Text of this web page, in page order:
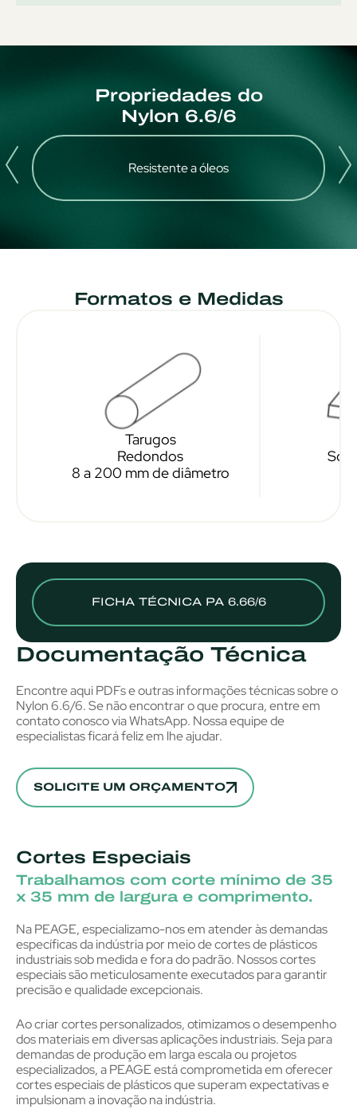
Propriedades do
Nylon 6.6/6
Resistente a óleos
Formatos e Medidas
Tarugos
Redondos
8 a 200 mm de diâmetro
FICHA TÉCNICA PA 6.66/6
Documentação Técnica
Encontre aqui PDFs e outras informações técnicas sobre o
Nylon 6.6/6. Se não encontrar o que procura, entre em
contato conosco via WhatsApp. Nossa equipe de
especialistas ficará feliz em lhe ajudar.
SOLICITE UM ORÇAMENTO
Cortes Especiais
Trabalhamos com corte mínimo de 35
x 35 mm de largura e comprimento.
Na PEAGE, especializamo-nos em atender às demandas
específicas da indústria por meio de cortes de plásticos
industriais sob medida e fora do padrão. Nossos cortes
especiais são meticulosamente executados para garantir
precisão e qualidade excepcionais.
Ao criar cortes personalizados, otimizamos o desempenho
dos materiais em diversas aplicações industriais. Seja para
demandas de produção em larga escala ou projetos
especializados, a PEAGE está comprometida em oferecer
cortes especiais de plásticos que superam expectativas e
impulsionam a inovação na indústria.